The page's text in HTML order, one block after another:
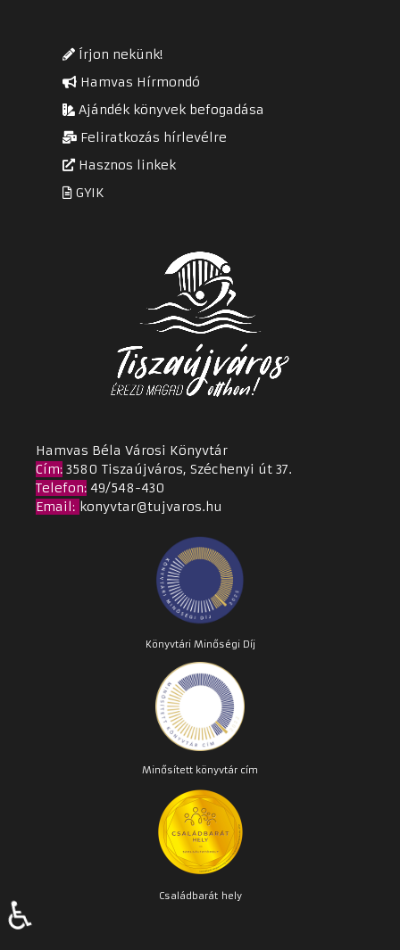
Írjon nekünk!
Hamvas Hírmondó
Ajándék könyvek befogadása
Feliratkozás hírlevélre
Hasznos linkek
GYIK
Hamvas Béla Városi Könyvtár
Cím: 3580 Tiszaújváros, Széchenyi út 37.
Telefon: 49/548-430
Email: konyvtar@tujvaros.hu
Könyvtári Minőségi Díj
Minősített könyvtár cím
Családbarát hely